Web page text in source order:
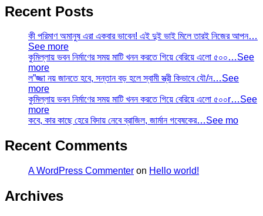
Recent Posts
কী পরিমাণ অমানুষ এরা একবার ভাবেন! এই দুই ভাই মিলে তারই নিজের আপন…
See more
কুমিল্লায় ভবন নির্মাণের সময় মাটি খনন করতে গিয়ে বেরিয়ে এলো ৫০০…See
more
ল”জ্জা নয় জানতে হবে, সন্তান বড় হলে স্বামী স্ত্রী কিভাবে যৌ/ন…See
more
কুমিল্লায় ভবন নির্মাণের সময় মাটি খনন করতে গিয়ে বেরিয়ে এলো ৫০০r…See
more
কবে, কার কাছে হেরে বিদায় নেবে ব্রাজিল, জার্মান গবেষকের…See mo
Recent Comments
A WordPress Commenter on Hello world!
Archives